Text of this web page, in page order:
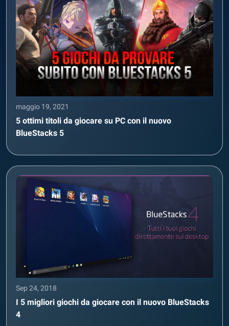
maggio 19, 2021
5 ottimi titoli da giocare su PC con il nuovo
BlueStacks 5
Sep 24, 2018
I 5 migliori giochi da giocare con il nuovo BlueStacks
4